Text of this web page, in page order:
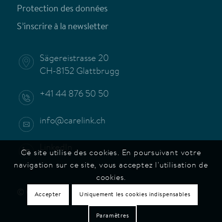
Protection des données
S’inscrire à la newsletter
Sägereistrasse 20
CH-8152 Glattbrugg
+41 44 876 50 50
info@carelink.ch
LinkedIn
© Carelink
Ce site utilise des cookies. En poursuivant votre
navigation sur ce site, vous acceptez l'utilisation de
cookies.
Accepter Uniquement les cookies indispensables
Paramètres